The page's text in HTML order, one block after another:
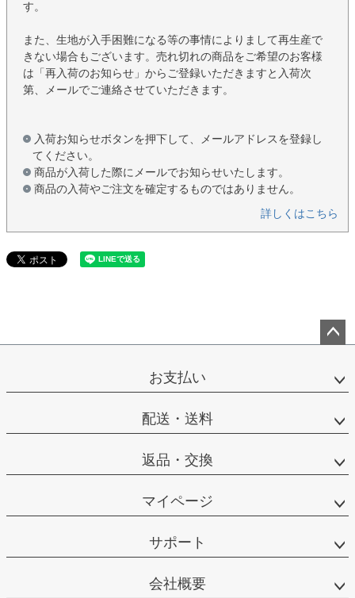
す。
また、生地が入手困難になる等の事情によりまして再生産で
きない場合もございます。売れ切れの商品をご希望のお客様
は「再入荷のお知らせ」からご登録いただきますと入荷次
第、メールでご連絡させていただきます。
入荷お知らせボタンを押下して、メールアドレスを登録し
てください。
商品が入荷した際にメールでお知らせいたします。
商品の入荷やご注文を確定するものではありません。
詳しくはこちら
ップ
お支払い
配送・送料
返品・交換
マイページ
サポート
会社概要